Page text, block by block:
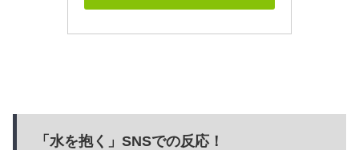
「水を抱く」SNSでの反応！